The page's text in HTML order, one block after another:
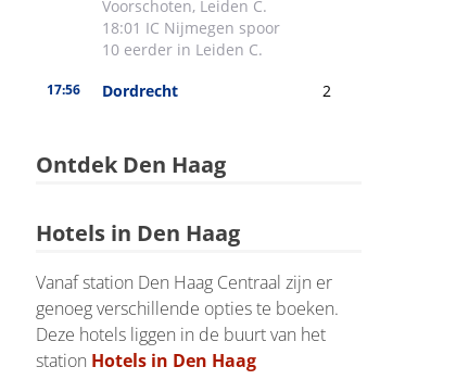
Ontdek Den Haag
Hotels in Den Haag
Vanaf station Den Haag Centraal zijn er
genoeg verschillende opties te boeken.
Deze hotels liggen in de buurt van het
station Hotels in Den Haag